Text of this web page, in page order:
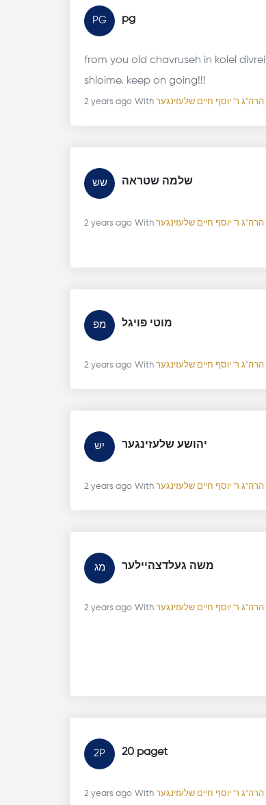
PG pg
from you old chavruseh in kolel divrei
shloime. keep on going!!!
2 years ago With
שש שלמה שטראה
2 years ago With
מפ מוטי פויגל
2 years ago With
יש יהושע שלעזינגער
2 years ago With
מג משה געלדצהיילער
2 years ago With
2P 20 paget
2 years ago With